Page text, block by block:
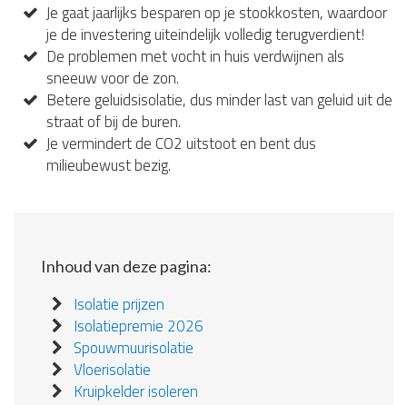
Je gaat jaarlijks besparen op je stookkosten, waardoor
je de investering uiteindelijk volledig terugverdient!
De problemen met vocht in huis verdwijnen als
sneeuw voor de zon.
Betere geluidsisolatie, dus minder last van geluid uit de
straat of bij de buren.
Je vermindert de CO2 uitstoot en bent dus
milieubewust bezig.
Inhoud van deze pagina:
Isolatie prijzen
Isolatiepremie 2026
Spouwmuurisolatie
Vloerisolatie
Kruipkelder isoleren